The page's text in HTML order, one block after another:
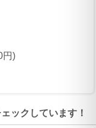
円)
ックしています！